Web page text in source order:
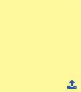
